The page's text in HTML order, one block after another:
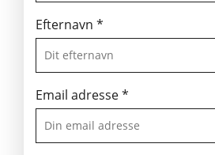
Efternavn *
Email adresse*